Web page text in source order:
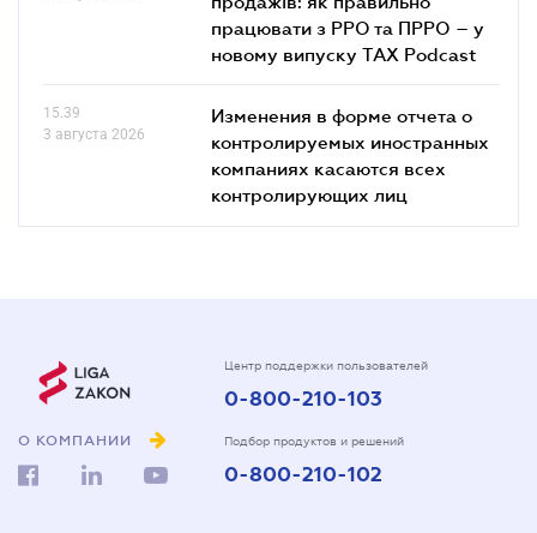
працювати з РРО та ПРРО – у
новому випуску TAX Podcast
15.39
3 августа 2026
Изменения в форме отчета о
контролируемых иностранных
компаниях касаются всех
контролирующих лиц
О КОМПАНИИ
Центр поддержки пользователей
0-800-210-103
Подбор продуктов и решений
0-800-210-102